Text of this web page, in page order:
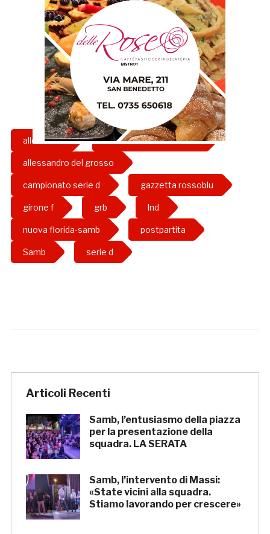
allenatore allenatore nuova florida
allessandro del grosso
campionato serie d gazzetta rossoblu
girone f grb lnd
nuova florida-samb postpartita
Samb serie d
Articoli Recenti
Samb, l’entusiasmo della piazza
per la presentazione della
squadra. LA SERATA
Samb, l’intervento di Massi:
«State vicini alla squadra.
Stiamo lavorando per crescere»